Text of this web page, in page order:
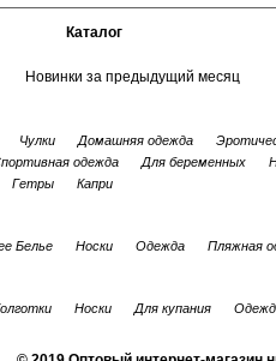
Каталог
Новинки за предыдущий месяц
Чулки Домашняя одежда
одежда Для беременных
Гетры Капри
Белье Носки Одежда Пляжная
Носки Для купания